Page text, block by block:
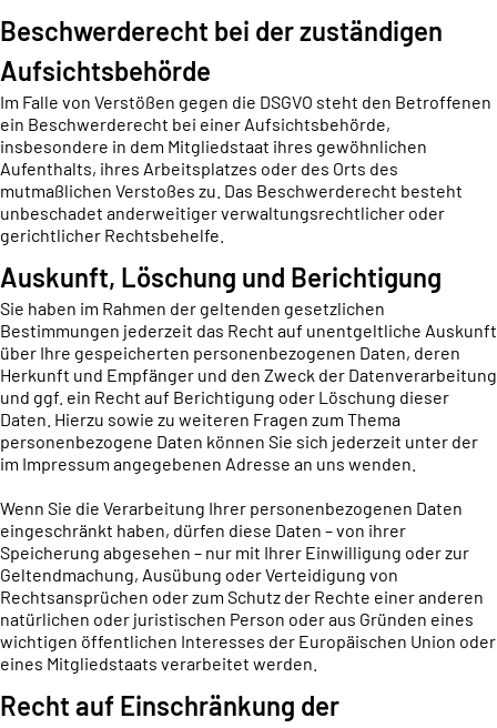
Beschwerderecht bei der zuständigen
Aufsichtsbehörde
Im Falle von Verstößen gegen die DSGVO steht den Betroffenen
ein Beschwerderecht bei einer Aufsichtsbehörde,
insbesondere in dem Mitgliedstaat ihres gewöhnlichen
Aufenthalts, ihres Arbeitsplatzes oder des Orts des
mutmaßlichen Verstoßes zu. Das Beschwerderecht besteht
unbeschadet anderweitiger verwaltungsrechtlicher oder
gerichtlicher Rechtsbehelfe.
Auskunft, Löschung und Berichtigung
Sie haben im Rahmen der geltenden gesetzlichen
Bestimmungen jederzeit das Recht auf unentgeltliche Auskunft
über Ihre gespeicherten personenbezogenen Daten, deren
Herkunft und Empfänger und den Zweck der Datenverarbeitung
und ggf. ein Recht auf Berichtigung oder Löschung dieser
Daten. Hierzu sowie zu weiteren Fragen zum Thema
personenbezogene Daten können Sie sich jederzeit unter der
im Impressum angegebenen Adresse an uns wenden.
Wenn Sie die Verarbeitung Ihrer personenbezogenen Daten
eingeschränkt haben, dürfen diese Daten – von ihrer
Speicherung abgesehen – nur mit Ihrer Einwilligung oder zur
Geltendmachung, Ausübung oder Verteidigung von
Rechtsansprüchen oder zum Schutz der Rechte einer anderen
natürlichen oder juristischen Person oder aus Gründen eines
wichtigen öffentlichen Interesses der Europäischen Union oder
eines Mitgliedstaats verarbeitet werden.
Recht auf Einschränkung der